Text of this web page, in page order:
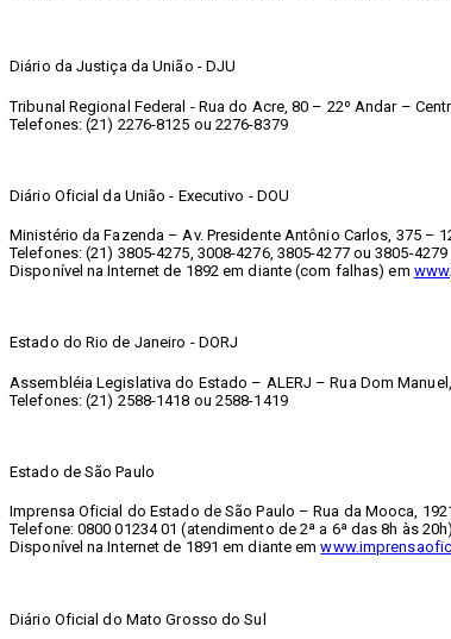
Diário da Justiça da União - DJU
Tribunal Regional Federal - Rua do Acre, 80 – 22º Andar –
Telefones: (21) 2276-8125 ou 2276-8379
Diário Oficial da União - Executivo - DOU
Ministério da Fazenda – Av. Presidente Antônio Carlos, 375 –
Telefones: (21) 3805-4275, 3008-4276, 3805-4277 ou 3805-4279
Disponível na Internet de 1892 em diante (com falhas) em
Estado do Rio de Janeiro - DORJ
Assembléia Legislativa do Estado – ALERJ – Rua Dom
Telefones: (21) 2588-1418 ou 2588-1419
Estado de São Paulo
Imprensa Oficial do Estado de São Paulo – Rua da Mooca,
Telefone: 0800 01234 01 (atendimento de 2ª a 6ª das 8h às 20h)
Disponível na Internet de 1891 em diante em
Diário Oficial do Mato Grosso do Sul